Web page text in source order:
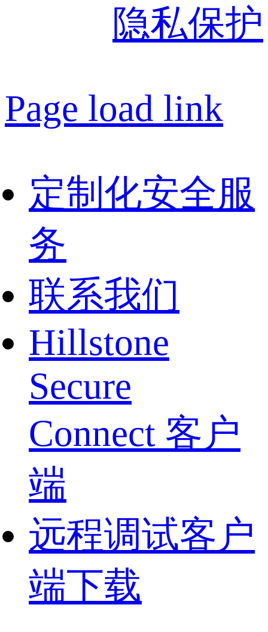
隐私保护
Page load link
定制化安全服
务
联系我们
Hillstone
Secure
Connect 客户
端
远程调试客户
端下载